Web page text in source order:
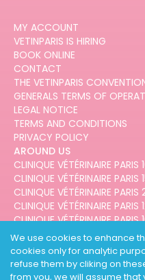
We use cookies to enhance
cookies only for analytic
refuse them by cliking on
from you, we will assume
MY ACCOUNT
VETINPARIS IS HIRING
BOOK ONLINE
CONTACT
THE VETINPARIS
GENERALS TERMS OF
LEGAL NOTICE
TERMS AND CONDITIONS
PRIVACY POLICY
AROUND US
CLINIQUE VÉTÉRINAIRE PARIS
CLINIQUE VÉTÉRINAIRE PARIS
CLINIQUE VÉTÉRINAIRE PARIS
CLINIQUE VÉTÉRINAIRE PARIS
CLINIQUE VÉTÉRINAIRE PARIS
CLINIQUE VÉTÉRINAIRE PARIS